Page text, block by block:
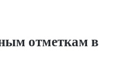
отметкам в